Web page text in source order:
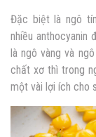
Đặc biệt là ngô
nhiều anthocyanin
là ngô vàng và
chất xơ thì trong
một vài lợi ích cho